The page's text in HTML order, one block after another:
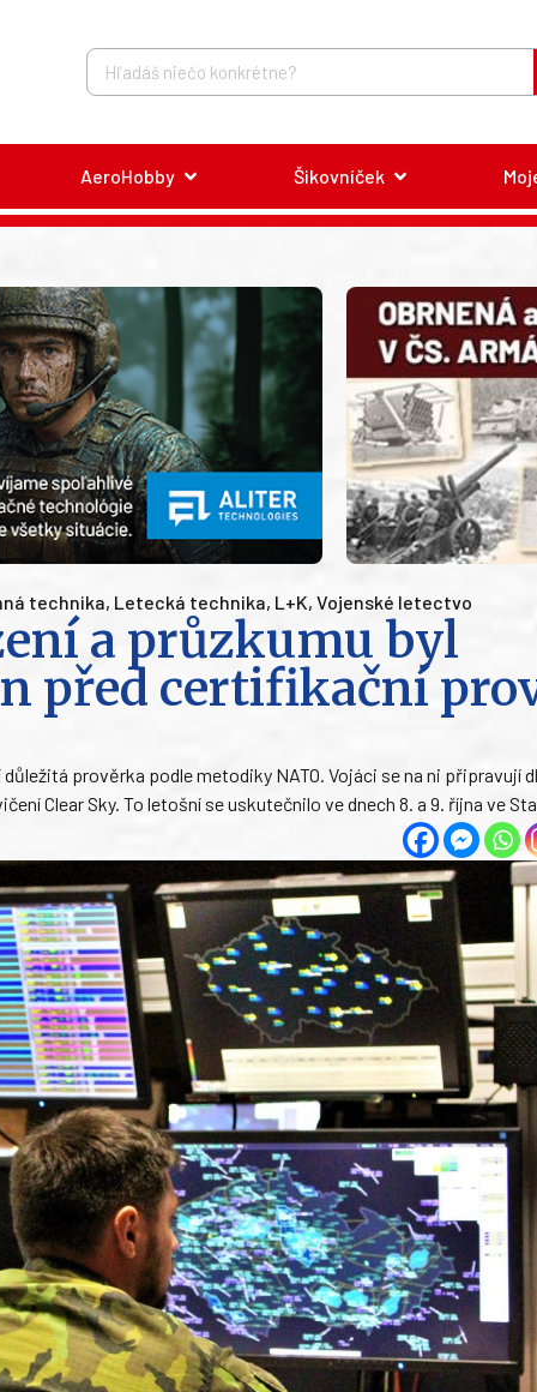
AeroHobby Šikovníček
technika, Letecká technika, L+K, Vojenské letectvo
a průzkumu byl
před certifikační
prověrka podle metodiky NATO. Vojáci se na ni připravují
Clear Sky. To letošní se uskutečnilo ve dnech 8. a 9. října ve